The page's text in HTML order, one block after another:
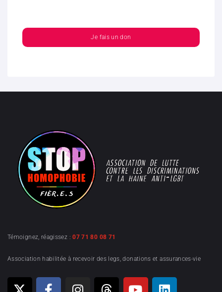
Je fais un don
Témoignez, réagissez :07 71 80 08 71
Association habilitée à recevoir des legs, donations et assurances-vie